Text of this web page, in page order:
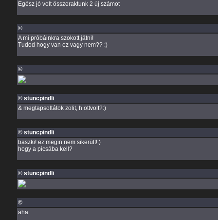
Egész jó volt összeraktunk 2 új számot
©
A mi próbáinkra szokott játni!
Tudod hogy van ez vagy nem?? :)
©
© stuncpindli
& megtapsoltátok zolit, h ottvolt?:)
© stuncpindli
baszki! ez megin nem sikerült!:)
hogy a picsába kell?
© stuncpindli
©
aha